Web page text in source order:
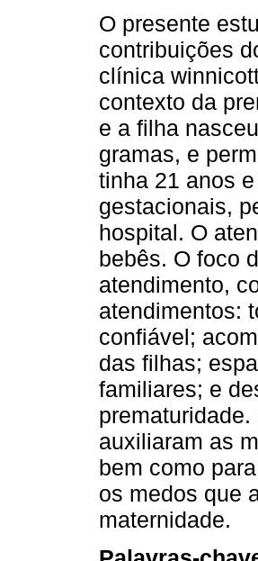
O presente
contribuições
clínica
contexto da
e a filha
gramas, e
tinha 21 anos
gestacionais,
hospital. O
bebês. O foco
atendimento,
atendimentos:
confiável;
das filhas;
familiares; e
auxiliaram as
bem como
os medos que
maternidade.